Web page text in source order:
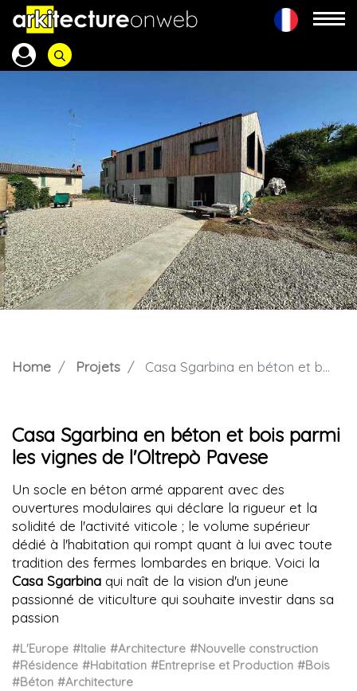
Home Projets Casa Sgarbina en béton et bois parmi les vignes de l'Oltrepò Pavese
Casa Sgarbina en béton et bois parmi
les vignes de l'Oltrepò Pavese
Un socle en béton armé apparent avec des
ouvertures modulaires qui déclare la rigueur et la
solidité de l'activité viticole ; le volume supérieur
dédié à l'habitation qui rompt quant à lui avec toute
tradition des fermes lombardes en brique. Voici la
Casa Sgarbina qui naît de la vision d'un jeune
passionné de viticulture qui souhaite investir dans sa
passion
#L'Europe #Italie #Architecture #Nouvelle construction
#Résidence #Habitation #Entreprise et Production #Bois
#Béton #Architecture